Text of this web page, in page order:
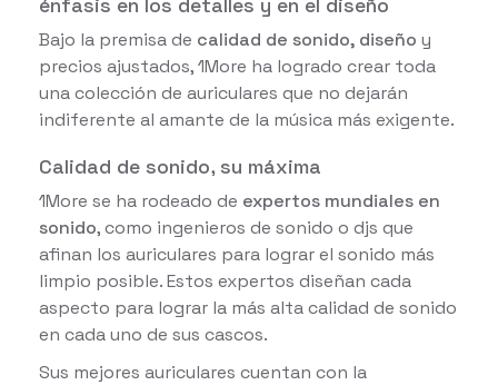
Bajo la premisa de calidad de sonido, diseño y
precios ajustados, 1More ha logrado crear toda
una colección de auriculares que no dejarán
indiferente al amante de la música más exigente.
Calidad de sonido, su máxima
1More se ha rodeado de expertos mundiales en
sonido, como ingenieros de sonido o djs que
afinan los auriculares para lograr el sonido más
limpio posible. Estos expertos diseñan cada
aspecto para lograr la más alta calidad de sonido
en cada uno de sus cascos.
Sus mejores auriculares cuentan con la